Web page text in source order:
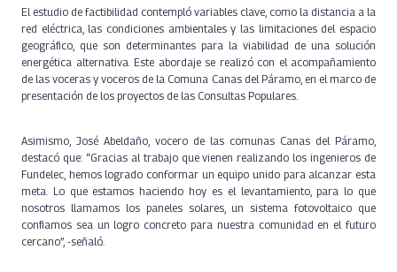
El estudio de factibilidad contempló variables clave, como la distancia a la
red eléctrica, las condiciones ambientales y las limitaciones del espacio
geográfico, que son determinantes para la viabilidad de una solución
energética alternativa. Este abordaje se realizó con el acompañamiento
de las voceras y voceros de la Comuna Canas del Páramo, en el marco de
presentación de los proyectos de las Consultas Populares.
Asimismo, José Abeldaño, vocero de las comunas Canas del Páramo,
destacó que: “Gracias al trabajo que vienen realizando los ingenieros de
Fundelec, hemos logrado conformar un equipo unido para alcanzar esta
meta. Lo que estamos haciendo hoy es el levantamiento, para lo que
nosotros llamamos los paneles solares, un sistema fotovoltaico que
confiamos sea un logro concreto para nuestra comunidad en el futuro
cercano”, -señaló.